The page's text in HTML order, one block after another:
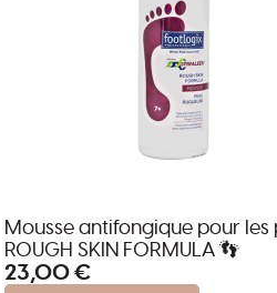
Mousse antifongique pour les
ROUGH SKIN FORMULA 👣
23,00 €